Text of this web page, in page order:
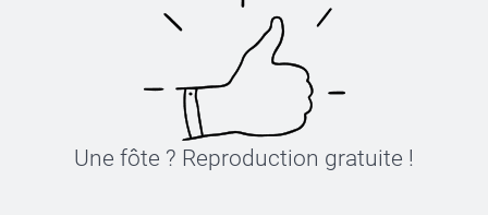
Une fôte ? Reproduction gratuite !